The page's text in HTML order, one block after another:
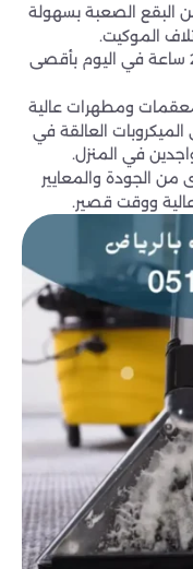
البقع الصعبة بسهولة
الموكيت.
تتيح الشركة جميع خدماتها على مدار 24 ساعة في اليوم بأقصى
ومطهرات عالية
العالقة في
في المنزل.
الجودة والمعايير
ووقت قصير.